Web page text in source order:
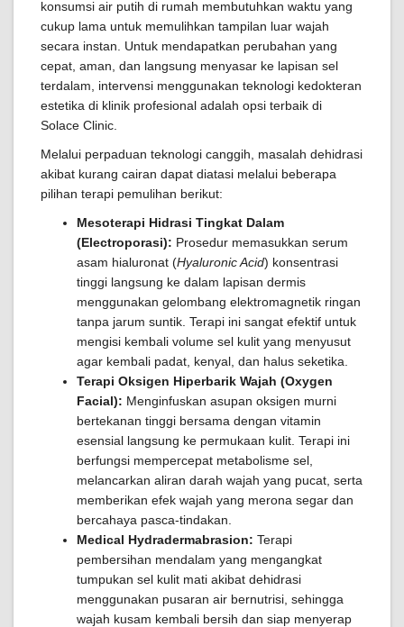
konsumsi air putih di rumah membutuhkan waktu yang
cukup lama untuk memulihkan tampilan luar wajah
secara instan. Untuk mendapatkan perubahan yang
cepat, aman, dan langsung menyasar ke lapisan sel
terdalam, intervensi menggunakan teknologi kedokteran
estetika di klinik profesional adalah opsi terbaik di
Solace Clinic.
Melalui perpaduan teknologi canggih, masalah dehidrasi
akibat kurang cairan dapat diatasi melalui beberapa
pilihan terapi pemulihan berikut:
Mesoterapi Hidrasi Tingkat Dalam
(Electroporasi): Prosedur memasukkan serum
asam hialuronat (Hyaluronic Acid) konsentrasi
tinggi langsung ke dalam lapisan dermis
menggunakan gelombang elektromagnetik ringan
tanpa jarum suntik. Terapi ini sangat efektif untuk
mengisi kembali volume sel kulit yang menyusut
agar kembali padat, kenyal, dan halus seketika.
Terapi Oksigen Hiperbarik Wajah (Oxygen
Facial): Menginfuskan asupan oksigen murni
bertekanan tinggi bersama dengan vitamin
esensial langsung ke permukaan kulit. Terapi ini
berfungsi mempercepat metabolisme sel,
melancarkan aliran darah wajah yang pucat, serta
memberikan efek wajah yang merona segar dan
bercahaya pasca-tindakan.
Medical Hydradermabrasion: Terapi
pembersihan mendalam yang mengangkat
tumpukan sel kulit mati akibat dehidrasi
menggunakan pusaran air bernutrisi, sehingga
wajah kusam kembali bersih dan siap menyerap